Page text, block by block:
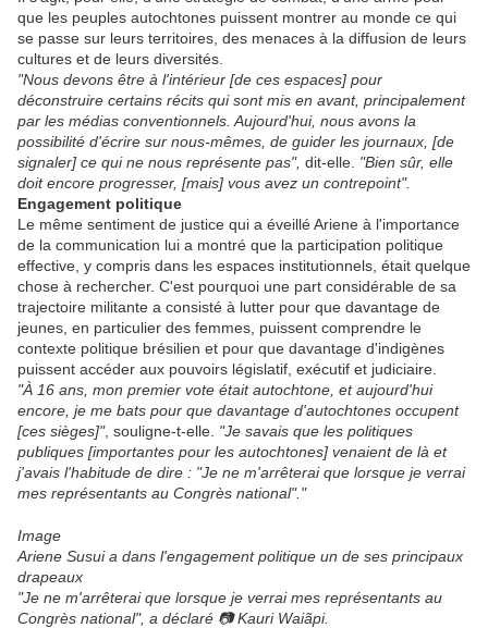
que les peuples autochtones puissent montrer au monde ce qui
se passe sur leurs territoires, des menaces à la diffusion de leurs
cultures et de leurs diversités.
"Nous devons être à l'intérieur [de ces espaces] pour
déconstruire certains récits qui sont mis en avant, principalement
par les médias conventionnels. Aujourd'hui, nous avons la
possibilité d'écrire sur nous-mêmes, de guider les journaux, [de
signaler] ce qui ne nous représente pas", dit-elle. "Bien sûr, elle
doit encore progresser, [mais] vous avez un contrepoint".
Engagement politique
Le même sentiment de justice qui a éveillé Ariene à l'importance
de la communication lui a montré que la participation politique
effective, y compris dans les espaces institutionnels, était quelque
chose à rechercher. C'est pourquoi une part considérable de sa
trajectoire militante a consisté à lutter pour que davantage de
jeunes, en particulier des femmes, puissent comprendre le
contexte politique brésilien et pour que davantage d'indigènes
puissent accéder aux pouvoirs législatif, exécutif et judiciaire.
"À 16 ans, mon premier vote était autochtone, et aujourd'hui
encore, je me bats pour que davantage d'autochtones occupent
[ces sièges]", souligne-t-elle. "Je savais que les politiques
publiques [importantes pour les autochtones] venaient de là et
j'avais l'habitude de dire : "Je ne m'arrêterai que lorsque je verrai
mes représentants au Congrès national"."
Image
Ariene Susui a dans l'engagement politique un de ses principaux
drapeaux
"Je ne m'arrêterai que lorsque je verrai mes représentants au
Congrès national", a déclaré 📷 Kauri Waiãpi.